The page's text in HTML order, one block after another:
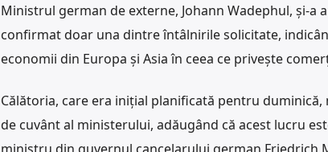
Ministrul german de externe, Johann Wadephul, și-a
confirmat doar una dintre întâlnirile solicitate,
economii din Europa și Asia în ceea ce privește
Călătoria, care era inițial planificată pentru
de cuvânt al ministerului, adăugând că acest lucru